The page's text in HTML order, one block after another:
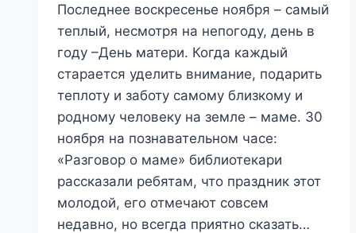
Последнее воскресенье ноября – самый
теплый, несмотря на непогоду, день в
году –День матери. Когда каждый
старается уделить внимание, подарить
теплоту и заботу самому близкому и
родному человеку на земле – маме. 30
ноября на познавательном часе:
«Разговор о маме» библиотекари
рассказали ребятам, что праздник этот
молодой, его отмечают совсем
недавно, но всегда приятно сказать…